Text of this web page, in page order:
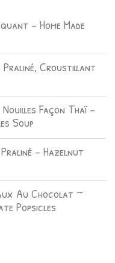
– Home Made
Praliné, Croustillant
Façon Thaï –
Soup
– Hazelnut
Au Chocolat ~
Popsicles